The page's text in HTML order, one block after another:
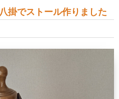
掛でストール作りました